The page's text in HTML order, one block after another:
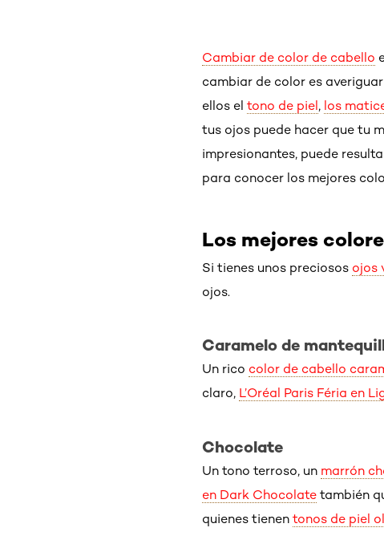
Cambiar de color de cabello
cambiar de color es
ellos el tono de piel, los
tus ojos puede hacer que tu
impresionantes, puede
para conocer los mejores
Los mejores
Si tienes unos preciosos ojos
ojos.
Caramelo de
Un rico color de cabello
claro, L’Oréal Paris Féria en
Chocolate
Un tono terroso, un marrón
en Dark Chocolate también
quienes tienen tonos de piel